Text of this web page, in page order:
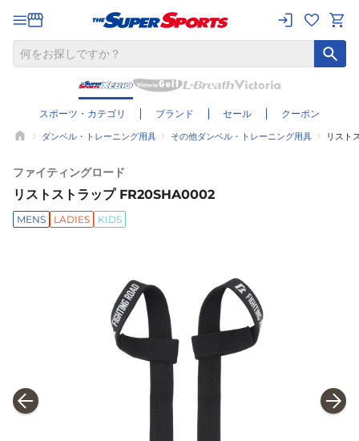
スポーツ・カテゴリ ブランド セール クーポン
ダンベル・トレーニング用具 その他ダンベル・トレーニング用具 リスト
ファイティングロード
リストストラップ FR20SHA0002
MENS LADIES KIDS